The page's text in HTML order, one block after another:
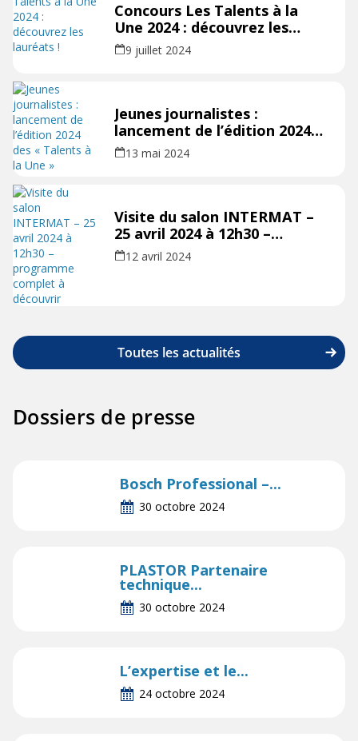
Concours Les Talents à la
Une 2024 : découvrez les
lauréats !
9 juillet 2024
Jeunes journalistes :
lancement de l’édition 2024
des « Talents à la Une »
13 mai 2024
Visite du salon INTERMAT –
25 avril 2024 à 12h30 –
programme complet à
découvrir
12 avril 2024
Toutes les actualités
Dossiers de presse
Bosch Professional –...
30 octobre 2024
PLASTOR Partenaire
technique...
30 octobre 2024
L’expertise et le...
24 octobre 2024